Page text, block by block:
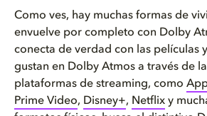
Como ves, hay muchas formas de
envuelve por completo con Dolby
conecta de verdad con las películas
gustan en Dolby Atmos a través de
plataformas de streaming, como
Prime Video, Disney+, Netflix y